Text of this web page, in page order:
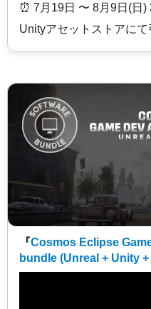
⏰️ 7月19日 〜 8月9日(日)
Unityアセットストアに
『Cosmos Eclipse
bundle (Unreal + Unity